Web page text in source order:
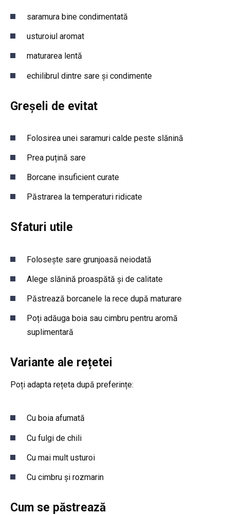
saramura bine condimentată
usturoiul aromat
maturarea lentă
echilibrul dintre sare și condimente
Greșeli de evitat
Folosirea unei saramuri calde peste slănină
Prea puțină sare
Borcane insuficient curate
Păstrarea la temperaturi ridicate
Sfaturi utile
Folosește sare grunjoasă neiodată
Alege slănină proaspătă și de calitate
Păstrează borcanele la rece după maturare
Poți adăuga boia sau cimbru pentru aromă
suplimentară
Variante ale rețetei
Poți adapta rețeta după preferințe:
Cu boia afumată
Cu fulgi de chili
Cu mai mult usturoi
Cu cimbru și rozmarin
Cum se păstrează